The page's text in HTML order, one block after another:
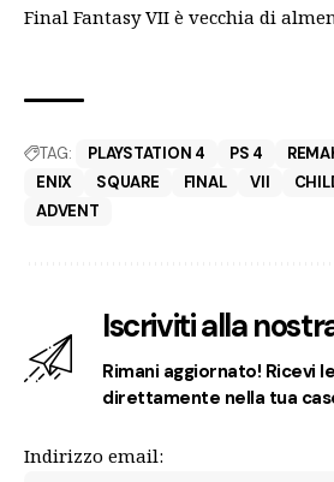
Final Fantasy VII è vecchia di
TAG: PLAYSTATION 4 PS 4
ENIX
SQUARE FINAL VII
ADVENT
Iscriviti alla
Rimani aggiornato! Ricevi
direttamente nella tua
Indirizzo email: